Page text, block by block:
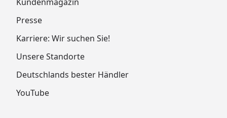
Presse
Karriere: Wir suchen Sie!
Unsere Standorte
Deutschlands bester Händler
YouTube